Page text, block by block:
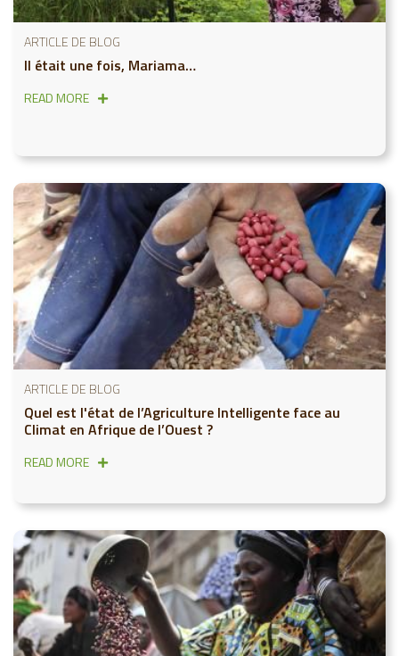
ARTICLE DE BLOG
Il était une fois, Mariama…
READ MORE
ARTICLE DE BLOG
Quel est l'état de l’Agriculture Intelligente face au
Climat en Afrique de l’Ouest ?
READ MORE